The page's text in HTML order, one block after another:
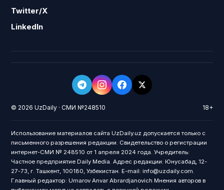
Twitter/X
LinkedIn
© 2026 UzDaily · СМИ №248510 18+
Использование материалов сайта UzDaily.uz допускается только с
письменного разрешения редакции. Свидетельство о регистрации
интернет-СМИ № 248510 от 1 апреля 2024 года. Учредитель:
Частное предприятие Daily Media. Адрес редакции: Юнусабад, 12-
27-73, г. Ташкент, 100180, Узбекистан. E-mail: info@uzdaily.com.
Главный редактор: Umarov Anvar Abrardjanovich Мнения авторов в